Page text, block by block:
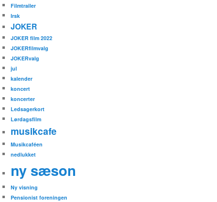
Filmtrailer
Irsk
JOKER
JOKER film 2022
JOKERfilmvalg
JOKERvalg
jul
kalender
koncert
koncerter
Ledsagerkort
Lørdagsfilm
musikcafe
Musikcaféen
nedlukket
ny sæson
Ny visning
Pensionist foreningen